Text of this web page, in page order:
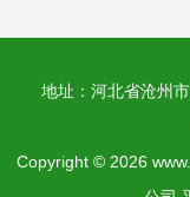
地址：河北省沧州
Copyright © 2026